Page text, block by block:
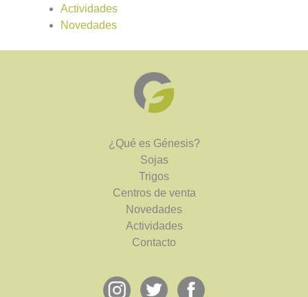
Actividades
Novedades
¿Qué es Génesis?
Sojas
Trigos
Centros de venta
Novedades
Actividades
Contacto